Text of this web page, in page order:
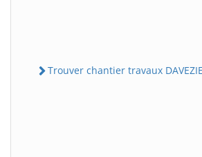
Trouver chantier travaux